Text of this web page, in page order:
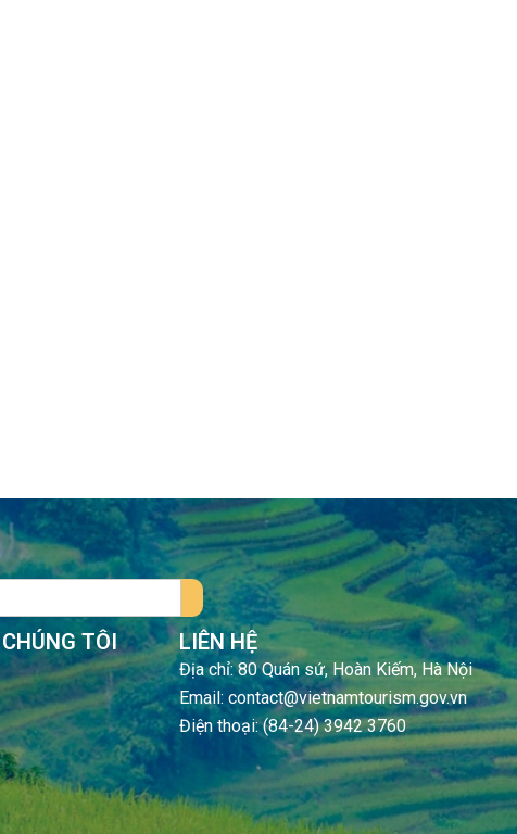
TÔI LIÊN HỆ
Địa chỉ: 80 Quán sứ, Hoàn Kiếm, Hà Nội
Email: contact@vietnamtourism.gov.vn
Điện thoại: (84-24) 3942 3760